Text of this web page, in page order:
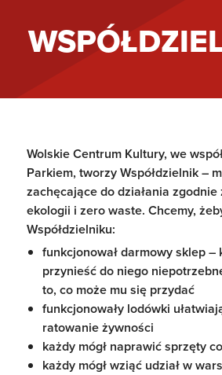
Wolskie Centrum Kultury, we
Parkiem, tworzy Współdzielnik –
zachęcające do działania zgodnie
ekologii i zero waste. Chcemy,
Współdzielniku:
funkcjonował darmowy sklep –
przynieść do niego
to, co może mu się przydać
funkcjonowały lodówki
ratowanie żywności
każdy mógł naprawić sprzęty
każdy mógł wziąć udział w